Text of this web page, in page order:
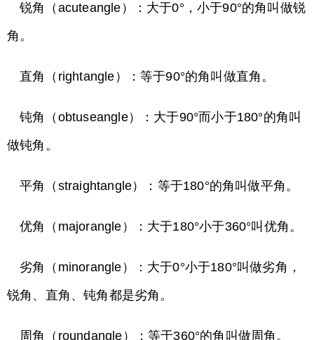
锐角（acuteangle）：大于0°，小于90°的角叫做锐
角。
直角（rightangle）：等于90°的角叫做直角。
钝角（obtuseangle）：大于90°而小于180°的角叫
做钝角。
平角（straightangle）：等于180°的角叫做平角。
优角（majorangle）：大于180°小于360°叫优角。
劣角（minorangle）：大于0°小于180°叫做劣角，
锐角、直角、钝角都是劣角。
周角（roundangle）：等于360°的角叫做周角。